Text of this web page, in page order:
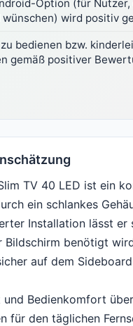
Option (für Nutzer,
wünschen) wird positiv
bedienen bzw.
gemäß positiver
TV 40 LED ist ein
ein schlankes
Installation lässt er
Bildschirm benötigt
auf dem
und Bedienkomfort
für den täglichen